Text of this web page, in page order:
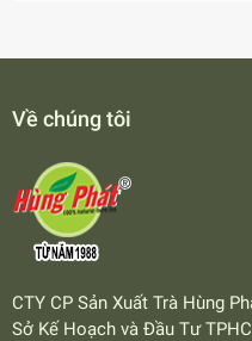
Về chúng tôi
CTY CP Sản Xuất Trà Hùng
Sở Kế Hoạch và Đầu Tư